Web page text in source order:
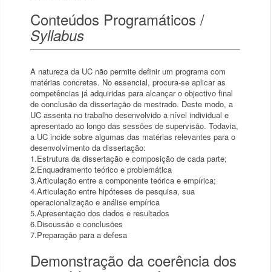
Conteúdos Programáticos /
Syllabus
A natureza da UC não permite definir um programa com
matérias concretas. No essencial, procura-se aplicar as
competências já adquiridas para alcançar o objectivo final
de conclusão da dissertação de mestrado. Deste modo, a
UC assenta no trabalho desenvolvido a nível individual e
apresentado ao longo das sessões de supervisão. Todavia,
a UC incide sobre algumas das matérias relevantes para o
desenvolvimento da dissertação:
1.Estrutura da dissertação e composição de cada parte;
2.Enquadramento teórico e problemática
3.Articulação entre a componente teórica e empírica;
4.Articulação entre hipóteses de pesquisa, sua
operacionalização e análise empírica
5.Apresentação dos dados e resultados
6.Discussão e conclusões
7.Preparação para a defesa
Demonstração da coerência dos